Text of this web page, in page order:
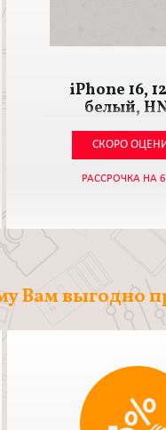
iPhone 16,
белый,
СКОРО
РАССРОЧКА НА
Вам выгодно